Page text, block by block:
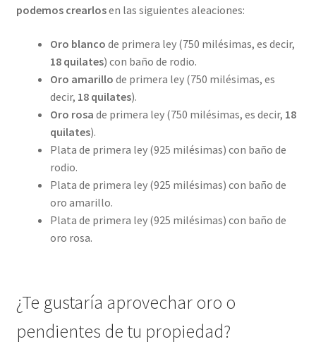
podemos crearlosen las siguientes aleaciones:
Oro blanco de primera ley (750 milésimas, es decir,
18 quilates) con baño de rodio.
Oro amarillo de primera ley (750 milésimas, es
decir, 18 quilates).
Oro rosa de primera ley (750 milésimas, es decir, 18
quilates).
Plata de primera ley (925 milésimas) con baño de
rodio.
Plata de primera ley (925 milésimas) con baño de
oro amarillo.
Plata de primera ley (925 milésimas) con baño de
oro rosa.
¿Te gustaría aprovechar oro o
pendientes de tu propiedad?